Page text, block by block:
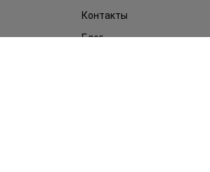
Контакты
Блог